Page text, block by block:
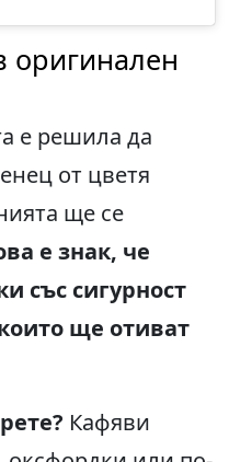
оригинален
е решила да
от цветя
ще се
е знак, че
със сигурност
ще отиват
? Кафяви